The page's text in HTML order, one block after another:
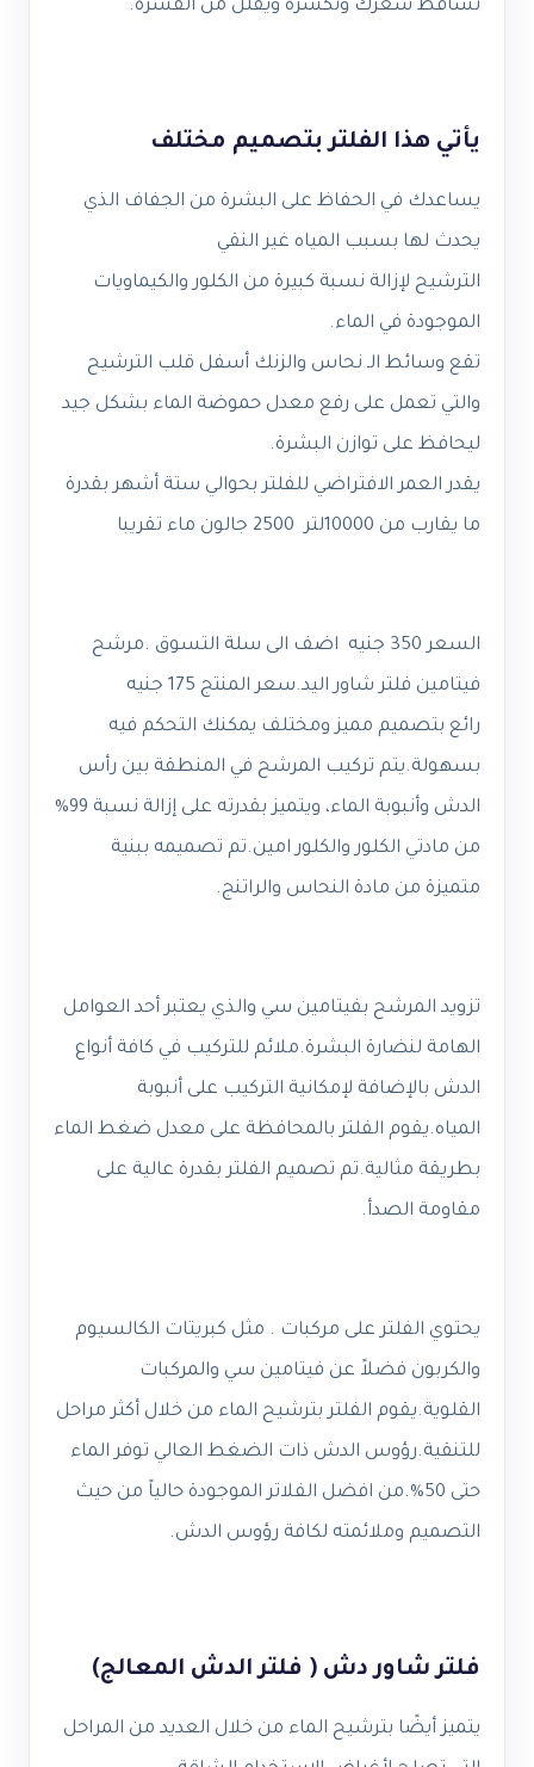
تساقط شعرك وتكسره ويقلل من القشرة.
يأتي هذا الفلتر بتصميم مختلف
يساعدك في الحفاظ على البشرة من الجفاف الذي
يحدث لها بسبب المياه غير النقي
الترشيح لإزالة نسبة كبيرة من الكلور والكيماويات
الموجودة في الماء.
تقع وسائط الـ نحاس والزنك أسفل قلب الترشيح
والتي تعمل على رفع معدل حموضة الماء بشكل جيد
ليحافظ على توازن البشرة.
يقدر العمر الافتراضي للفلتر بحوالي ستة أشهر بقدرة
ما يقارب من 10000لتر 2500 جالون ماء تقريبا
السعر 350 جنيه اضف الى سلة التسوق .مرشح
فيتامين فلتر شاور اليد.سعر المنتج 175 جنيه
رائع بتصميم مميز ومختلف يمكنك التحكم فيه
بسهولة.يتم تركيب المرشح في المنطقة بين رأس
الدش وأنبوبة الماء، ويتميز بقدرته على إزالة نسبة 99%
من مادتي الكلور والكلور امين.تم تصميمه ببنية
متميزة من مادة النحاس والراتنج.
تزويد المرشح بفيتامين سي والذي يعتبر أحد العوامل
الهامة لنضارة البشرة.ملائم للتركيب في كافة أنواع
الدش بالإضافة لإمكانية التركيب على أنبوبة
المياه.يقوم الفلتر بالمحافظة على معدل ضغط الماء
بطريقة مثالية.تم تصميم الفلتر بقدرة عالية على
مقاومة الصدأ.
يحتوي الفلتر على مركبات . مثل كبريتات الكالسيوم
والكربون فضلاً عن فيتامين سي والمركبات
القلوية.يقوم الفلتر بترشيح الماء من خلال أكثر مراحل
للتنقية.رؤوس الدش ذات الضغط العالي توفر الماء
حتى 50%.من افضل الفلاتر الموجودة حالياً من حيث
التصميم وملائمته لكافة رؤوس الدش.
فلتر شاور دش ( فلتر الدش المعالج)
يتميز أيضًا بترشيح الماء من خلال العديد من المراحل